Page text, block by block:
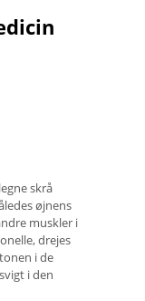
skrå
øjnens
muskler i
drejes
i de
i den